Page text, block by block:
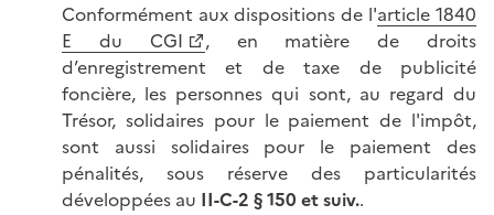
Conformément aux dispositions de l'article 1840
E du CGI
, en matière de droits
d’enregistrement et de taxe de publicité
foncière, les personnes qui sont, au regard du
Trésor, solidaires pour le paiement de l'impôt,
sont aussi solidaires pour le paiement des
pénalités, sous réserve des particularités
développées au II-C-2 § 150 et suiv..